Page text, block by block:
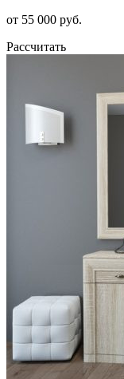
от 55 000 руб.
Рассчитать